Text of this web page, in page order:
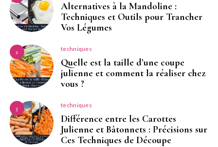
Alternatives à la Mandoline :
Techniques et Outils pour Trancher
Vos Légumes
2 techniques
Quelle est la taille d’une coupe
julienne et comment la réaliser chez
vous ?
3 techniques
Différence entre les Carottes
Julienne et Bâtonnets : Précisions sur
Ces Techniques de Découpe